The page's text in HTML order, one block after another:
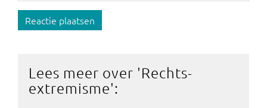
Reactie plaatsen
Lees meer over 'Rechts-
extremisme':